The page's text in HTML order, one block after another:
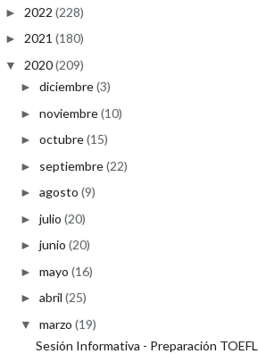
► 2022 (228)
► 2021 (180)
▼ 2020(209)
► diciembre(3)
► noviembre(10)
► octubre(15)
► septiembre(22)
► agosto (9)
► julio (20)
► junio (20)
► mayo (16)
► abril (25)
▼ marzo (19)
Sesión Informativa - Preparación TOEFL